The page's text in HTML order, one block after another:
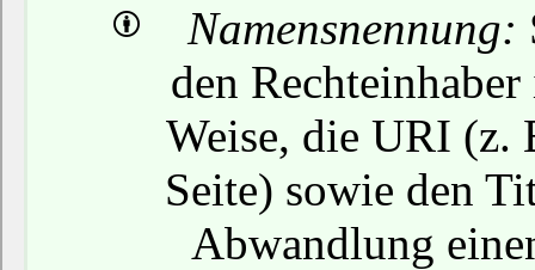
Namensnennung:
den
Weise, die URI (z.
Seite) sowie den
Abwandlung